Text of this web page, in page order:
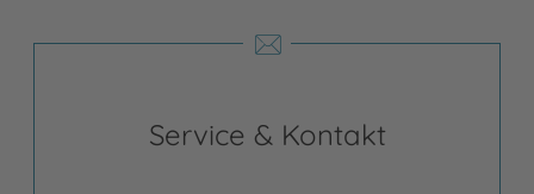
Service & Kontakt